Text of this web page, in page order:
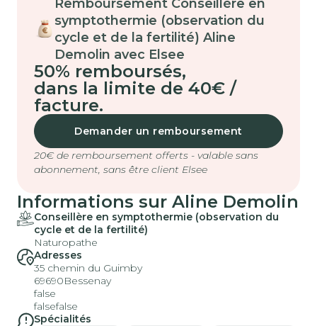
Remboursement Conseillère en
symptothermie (observation du
cycle et de la fertilité) Aline
Demolin avec Elsee
50% remboursés,
dans la limite de 40€ /
facture.
Demander un remboursement
20€ de remboursement offerts - valable sans
abonnement, sans être client Elsee
Informations sur Aline Demolin
Conseillère en symptothermie (observation du
cycle et de la fertilité)
Naturopathe
Adresses
35 chemin du Guimby
69690Bessenay
false
falsefalse
Spécialités